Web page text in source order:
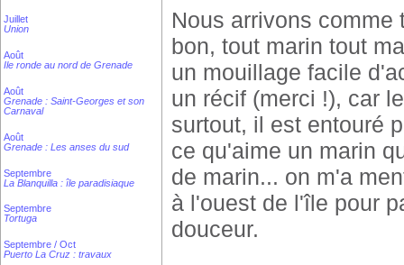
Juillet
Union
Août
Ile ronde au nord de Grenade
Août
Grenade : Saint-Georges et son
Carnaval
Août
Grenade : Les anses du sud
Septembre
La Blanquilla : île paradisiaque
Septembre
Tortuga
Septembre / Oct
Puerto La Cruz : travaux
Nous arrivons comme
bon, tout marin tout
un mouillage facile
un récif (merci !), car
surtout, il est entouré
ce qu'aime un marin
de marin... on m'a
à l'ouest de l'île pour
douceur.